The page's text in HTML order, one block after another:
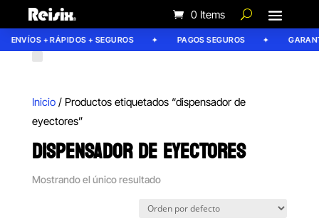
0 Items
ENVÍOS + RÁPIDOS + SEGUROS PAGOS SEGUROS
Inicio/ Productos etiquetados “dispensador de
eyectores”
DISPENSADOR DE EYECTORES
Mostrando el único resultado